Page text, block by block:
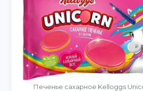
Печенье сахарное Kelloggs